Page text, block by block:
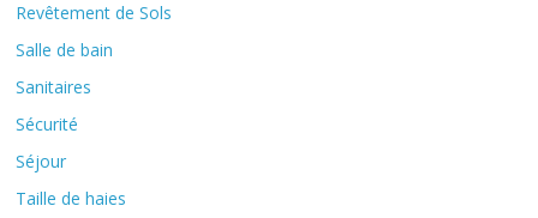
Revêtement de Sols
Salle de bain
Sanitaires
Sécurité
Séjour
Taille de haies